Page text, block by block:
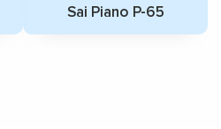
Sai Piano P-65